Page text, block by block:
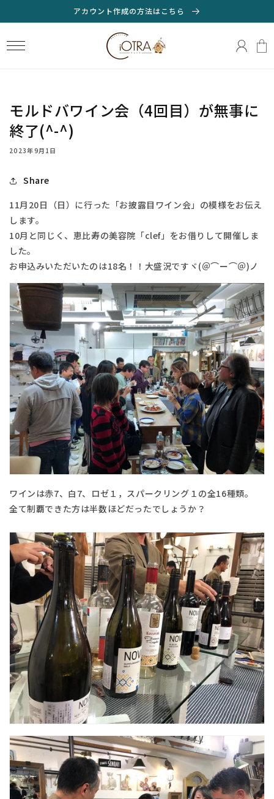
進む
アカウント作成の方法はこちら
ロ
グ
イ
ー
モルドバワイン会（4回目）が無事に
終了(^-^)
2023年9月1日
Share
11月20日（日）に行った「お披露目ワイン会」の模様をお伝え
します。
10月と同じく、恵比寿の美容院「clef」をお借りして開催しま
した。
お申込みいただいたのは18名！！大盛況ですヾ(＠⌒ー⌒＠)ノ
ワインは赤7、白7、ロゼ１，スパークリング１の全16種類。
全て制覇できた方は半数ほどだったでしょうか？